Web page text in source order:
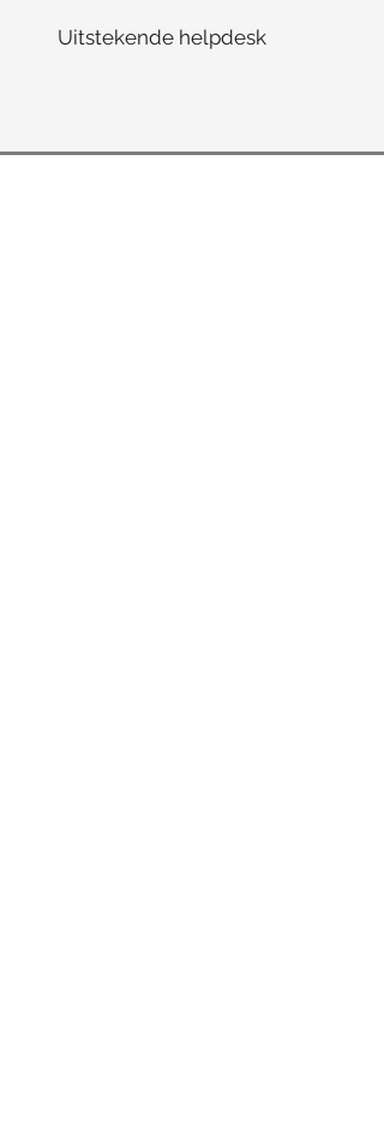
Uitstekende helpdesk